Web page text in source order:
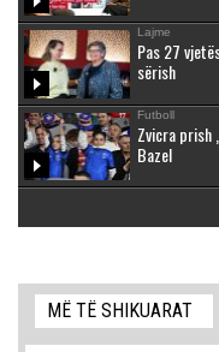
Lajme
Pas 27
sërish
Futboll
Zvicra prish
Bazel
MË TË SHIKUARAT